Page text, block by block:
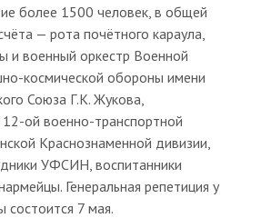
более 1500 человек, в общей
— рота почётного караула,
и военный оркестр Военной
космической обороны имени
Союза Г.К. Жукова,
ой военно-транспортной
Краснознаменной дивизии,
УФСИН, воспитанники
Генеральная репетиция у
7 мая.